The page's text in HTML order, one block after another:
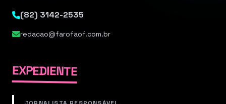
(82) 3142-2535
redacao@farofaof.com.br
EXPEDIENTE